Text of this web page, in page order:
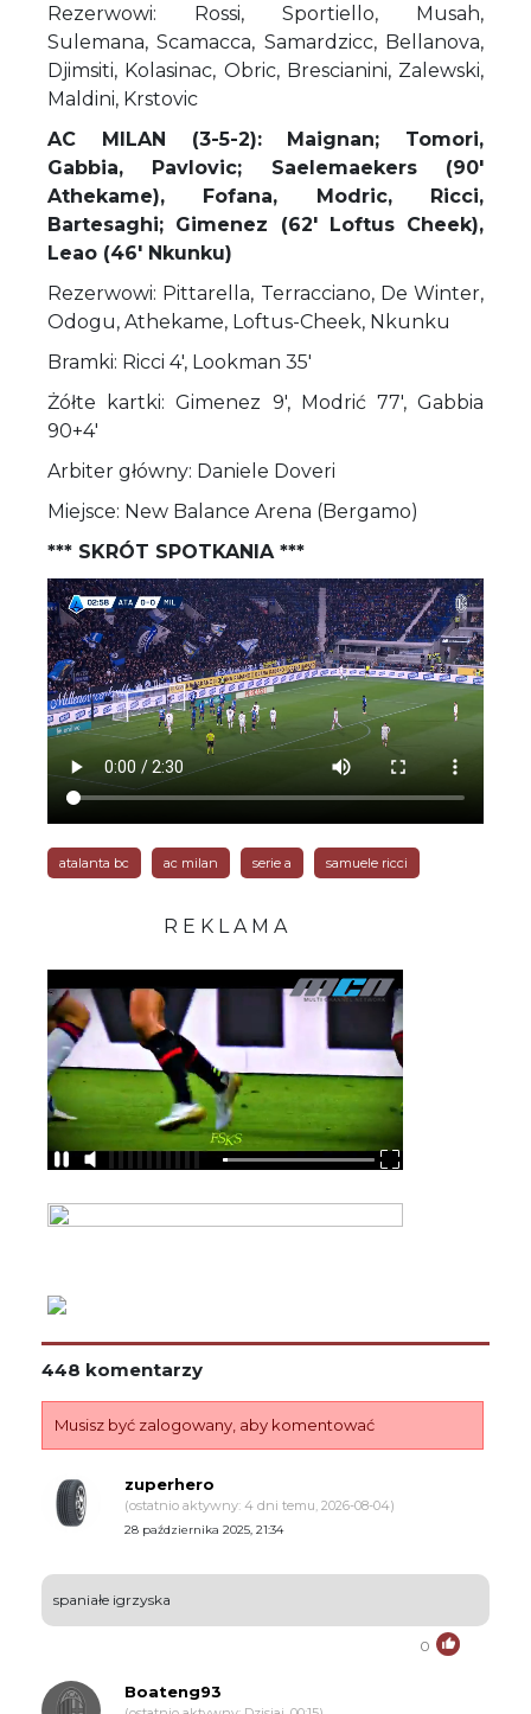
Rezerwowi: Rossi, Sportiello, Musah,
Sulemana, Scamacca, Samardzicc, Bellanova,
Djimsiti, Kolasinac, Obric, Brescianini, Zalewski,
Maldini, Krstovic
AC MILAN (3-5-2): Maignan; Tomori,
Gabbia, Pavlovic; Saelemaekers (90'
Athekame), Fofana, Modric, Ricci,
Bartesaghi; Gimenez (62' Loftus Cheek),
Leao (46' Nkunku)
Rezerwowi: Pittarella, Terracciano, De Winter,
Odogu, Athekame, Loftus-Cheek, Nkunku
Bramki: Ricci 4', Lookman 35'
Żółte kartki: Gimenez 9', Modrić 77', Gabbia
90+4'
Arbiter główny: Daniele Doveri
Miejsce: New Balance Arena (Bergamo)
*** SKRÓT SPOTKANIA ***
atalanta bc ac milan serie a samuele ricci
R E K L A M A
448 komentarzy
Musisz być zalogowany, aby komentować
zuperhero
(ostatnio aktywny: 4 dni temu, 2026-08-04)
28 października 2025, 21:34
spaniałe igrzyska
0
Boateng93